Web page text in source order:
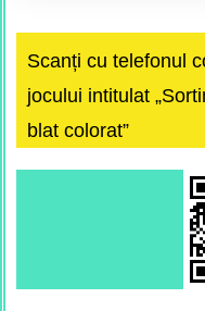
Scanți cu telefonul
jocului intitulat
blat colorat”